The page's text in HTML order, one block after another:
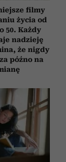
filmy
życia od
50. Każdy
nadzieję
że nigdy
późno na